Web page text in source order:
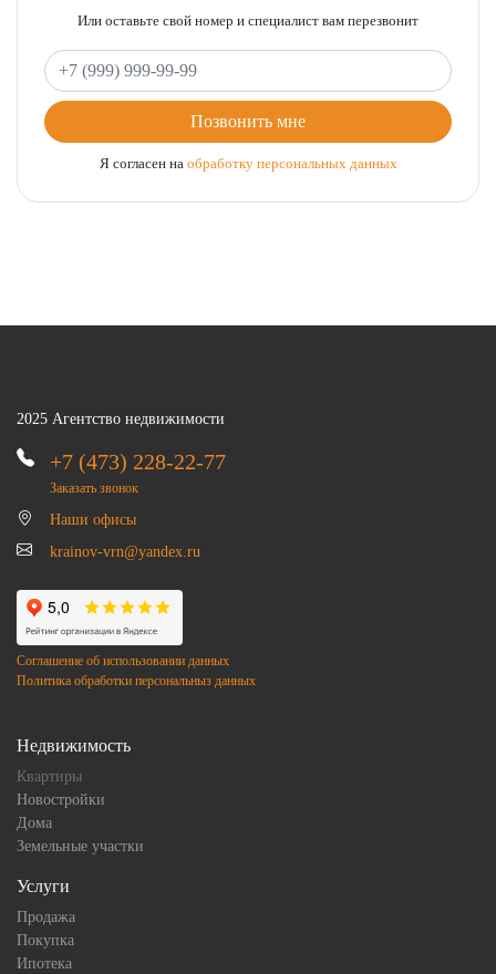
Или оставьте свой номер и специалист вам перезвонит
Позвонить мне
Я согласен на обработку персональных данных
2025 Агентство недвижимости
+7 (473) 228-22-77
Заказать звонок
Наши офисы
krainov-vrn@yandex.ru
Соглашение об использовании данных
Политика обработки персональныз данных
Недвижимость
Квартиры
Новостройки
Дома
Земельные участки
Услуги
Продажа
Покупка
Ипотека